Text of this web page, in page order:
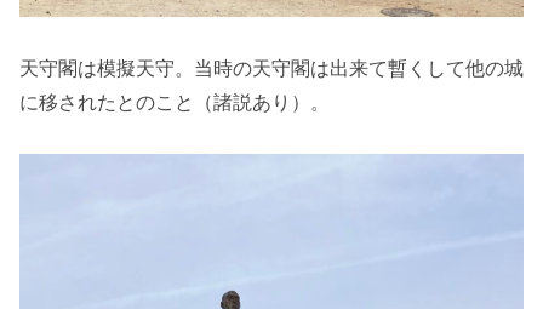
天守閣は模擬天守。当時の天守閣は出来て暫くして他の城
に移されたとのこと（諸説あり）。